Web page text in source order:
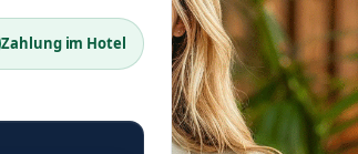
Zahlung im Hotel